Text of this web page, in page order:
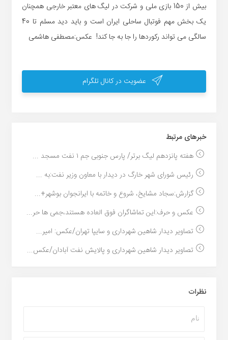
بیش از 150 بازی ملی و شرکت در لیگ های معتبر خارجی همچنان
یک بخش مهم فوتبال ساحلی ایران است و باید دید مسلم تا 40
سالگی می تواند رکوردها را جا به جا کند! عکس:مصطفی هاشمی
عضویت در کانال تلگرام
خبر‌های مرتبط
هفته پانزدهم لیگ برتر/ پارس جنوبی جم ۱ نفت مسجد ...
رئیس شورای شهر خارگ در دیدار با معاون وزیر نفت:به ...
گزارش:سجاد مشایخ، شروع و خاتمه با ایرانجوان بوشهر+...
عکس و حرف:این تماشاگران فوق العاده هستند،جمی ها حر...
تصاویر دیدار شاهین شهرداری و سایپا تهران/عکس: امیر...
تصاویر دیدار شاهین شهرداری و پالایش نفت آبادان/عکس...
نظرات